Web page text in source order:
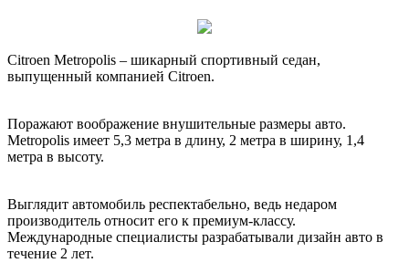
Citroen Metropolis – шикарный спортивный седан,
выпущенный компанией Citroen.
Поражают воображение внушительные размеры авто.
Metropolis имеет 5,3 метра в длину, 2 метра в ширину, 1,4
метра в высоту.
Выглядит автомобиль респектабельно, ведь недаром
производитель относит его к премиум-классу.
Международные специалисты разрабатывали дизайн авто в
течение 2 лет.